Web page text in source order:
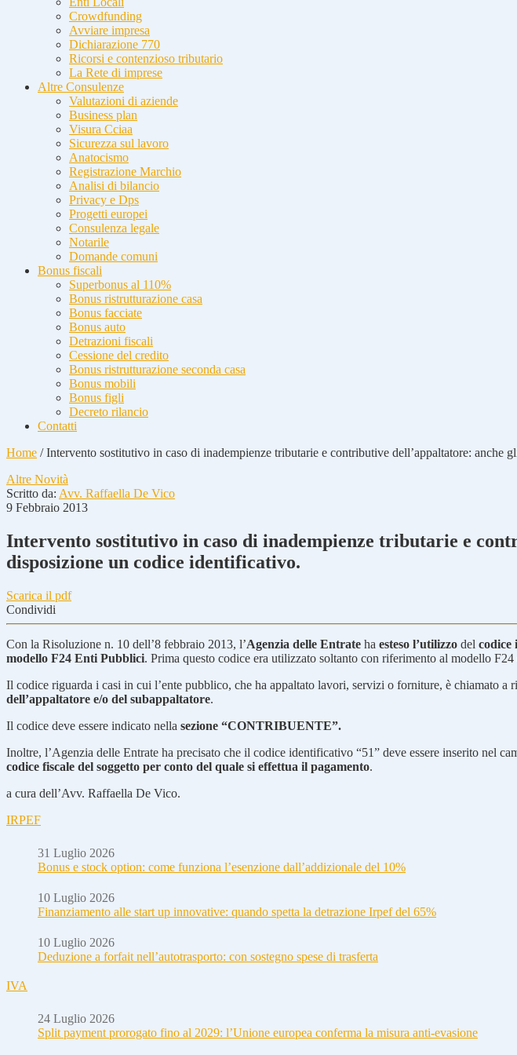
Crowdfunding
Avviare impresa
Dichiarazione 770
Ricorsi e contenzioso tributario
La Rete di imprese
Altre Consulenze
Valutazioni di aziende
Business plan
Visura Cciaa
Sicurezza sul lavoro
Anatocismo
Registrazione Marchio
Analisi di bilancio
Privacy e Dps
Progetti europei
Consulenza legale
Notarile
Domande comuni
Bonus fiscali
Superbonus al 110%
Bonus ristrutturazione casa
Bonus facciate
Bonus auto
Detrazioni fiscali
Cessione del credito
Bonus ristrutturazione seconda casa
Bonus mobili
Bonus figli
Decreto rilancio
Contatti
Home /Intervento sostitutivo in caso di inadempienze tributarie e contributive dell’appaltatore:
Altre Novità
Scritto da: Avv. Raffaella De Vico
9 Febbraio 2013
Intervento sostitutivo in caso di inadempienze tributarie e
disposizione un codice identificativo.
Scarica il pdf
Condividi
Con la Risoluzione n. 10 dell’8 febbraio 2013, l’Agenzia delle Entrate ha esteso l’utilizzo del codice
modello F24 Enti Pubblici. Prima questo codice era utilizzato soltanto con riferimento al modello
Il codice riguarda i casi in cui l’ente pubblico, che ha appaltato lavori, servizi o forniture, è chiamato
dell’appaltatore e/o del subappaltatore.
Il codice deve essere indicato nella sezione “CONTRIBUENTE”.
Inoltre, l’Agenzia delle Entrate ha precisato che il codice identificativo “51” deve essere inserito nel
codice fiscale del soggetto per conto del quale si effettua il pagamento.
a cura dell’Avv. Raffaella De Vico.
IRPEF
31 Luglio 2026
Bonus e stock option: come funziona l’esenzione dall’addizionale del 10%
10 Luglio 2026
Finanziamento alle start up innovative: quando spetta la detrazione Irpef del 65%
10 Luglio 2026
Deduzione a forfait nell’autotrasporto: con sostegno spese di trasferta
IVA
24 Luglio 2026
Split payment prorogato fino al 2029: l’Unione europea conferma la misura anti-evasione